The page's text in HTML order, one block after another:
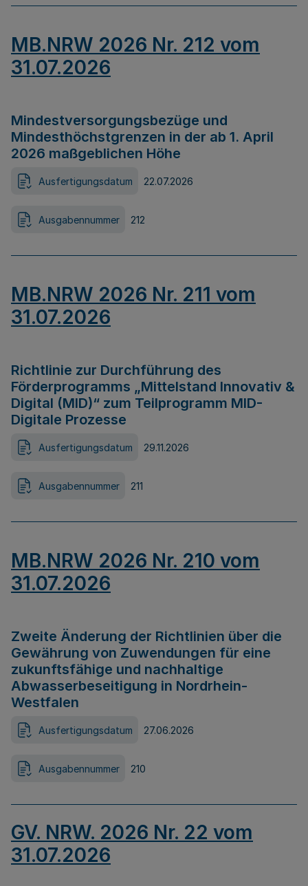
MB.NRW 2026 Nr. 212 vom
31.07.2026
Mindestversorgungsbezüge und
Mindesthöchstgrenzen in der ab 1. April
2026 maßgeblichen Höhe
Ausfertigungsdatum 22.07.2026
Ausgabennummer 212
MB.NRW 2026 Nr. 211 vom
31.07.2026
Richtlinie zur Durchführung des
Förderprogramms „Mittelstand Innovativ &
Digital (MID)“ zum Teilprogramm MID-
Digitale Prozesse
Ausfertigungsdatum 29.11.2026
Ausgabennummer 211
MB.NRW 2026 Nr. 210 vom
31.07.2026
Zweite Änderung der Richtlinien über die
Gewährung von Zuwendungen für eine
zukunftsfähige und nachhaltige
Abwasserbeseitigung in Nordrhein-
Westfalen
Ausfertigungsdatum 27.06.2026
Ausgabennummer 210
GV. NRW. 2026 Nr. 22 vom
31.07.2026